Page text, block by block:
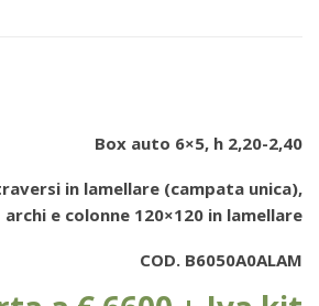
Box auto 6×5, h 2,20-2,40
in lamellare (campata unica),
archi e colonne 120×120 in lamellare
COD. B6050A0ALAM